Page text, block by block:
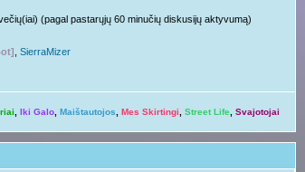
(pagal pastarųjų 60 minučių diskusijų aktyvumą)
SierraMizer
Iki Galo Maištautojos Mes Skirtingi Street Life Svajotojai